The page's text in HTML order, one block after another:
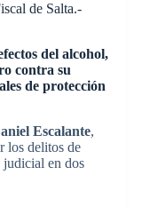
de Salta.-
del alcohol,
contra su
de protección
Escalante,
los delitos de
judicial en dos